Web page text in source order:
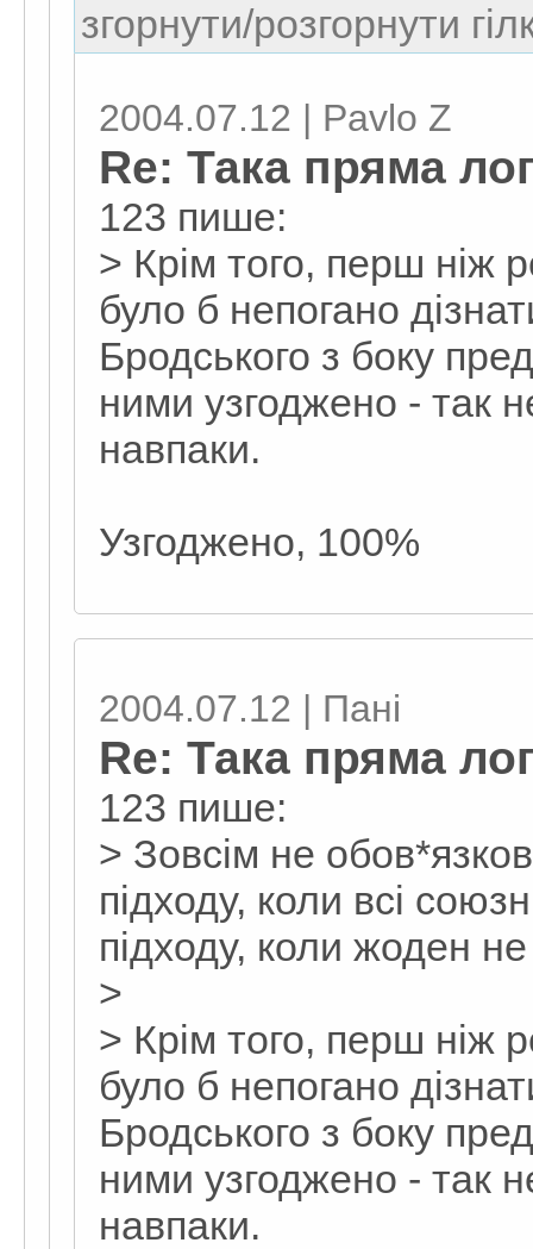
згорнути/розгорнути
2004.07.12 | Pavlo Z
Re: Така пряма
123 пише:
> Крім того, перш ніж
було б непогано
Бродського з боку
ними узгоджено - так
навпаки.
Узгоджено, 100%
2004.07.12 | Пані
Re: Така пряма
123 пише:
> Зовсім не
підходу, коли всі
підходу, коли жоден
>
> Крім того, перш ніж
було б непогано
Бродського з боку
ними узгоджено - так
навпаки.